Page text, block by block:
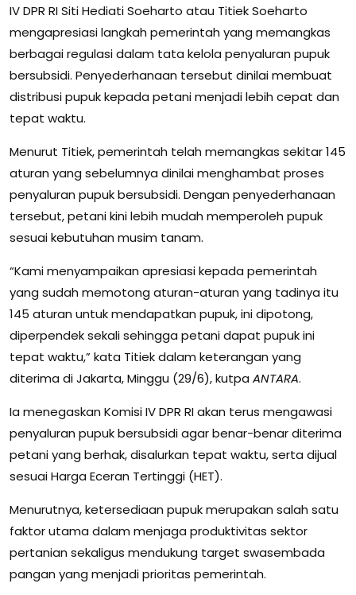
IV DPR RI Siti Hediati Soeharto atau Titiek Soeharto
mengapresiasi langkah pemerintah yang memangkas
berbagai regulasi dalam tata kelola penyaluran pupuk
bersubsidi. Penyederhanaan tersebut dinilai membuat
distribusi pupuk kepada petani menjadi lebih cepat dan
tepat waktu.
Menurut Titiek, pemerintah telah memangkas sekitar 145
aturan yang sebelumnya dinilai menghambat proses
penyaluran pupuk bersubsidi. Dengan penyederhanaan
tersebut, petani kini lebih mudah memperoleh pupuk
sesuai kebutuhan musim tanam.
“Kami menyampaikan apresiasi kepada pemerintah
yang sudah memotong aturan-aturan yang tadinya itu
145 aturan untuk mendapatkan pupuk, ini dipotong,
diperpendek sekali sehingga petani dapat pupuk ini
tepat waktu,” kata Titiek dalam keterangan yang
diterima di Jakarta, Minggu (29/6), kutpa ANTARA.
Ia menegaskan Komisi IV DPR RI akan terus mengawasi
penyaluran pupuk bersubsidi agar benar-benar diterima
petani yang berhak, disalurkan tepat waktu, serta dijual
sesuai Harga Eceran Tertinggi (HET).
Menurutnya, ketersediaan pupuk merupakan salah satu
faktor utama dalam menjaga produktivitas sektor
pertanian sekaligus mendukung target swasembada
pangan yang menjadi prioritas pemerintah.